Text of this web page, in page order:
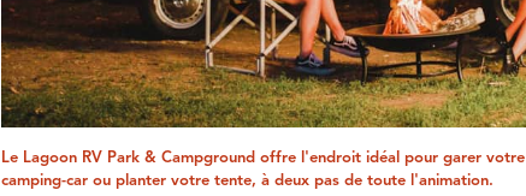
Le Lagoon RV Park & ​​Campground offre l'endroit idéal pour garer votre
camping-car ou planter votre tente, à deux pas de toute l'animation.